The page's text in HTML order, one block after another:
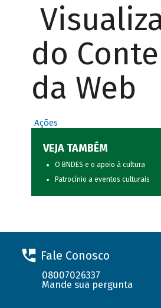
do
da Web
Ações
VEJA TAMBÉM
O BNDES e o apoio à cultura
Patrocínio a eventos culturais
Fale Conosco
08007026337
Mande sua pergunta